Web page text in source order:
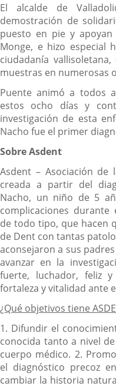
El alcalde de
demostración de
puesto en pie y
Monge, e hizo especial
ciudadanía
muestras en numerosas
Puente animó a todos
estos ocho días y
investigación de esta
Nacho fue el primer
Sobre Asdent
Asdent – Asociación
creada a partir del
Nacho, un niño de 5
complicaciones durante
de todo tipo, que hacen
de Dent con tantas
aconsejaron a sus
avanzar en la
fuerte, luchador, feliz
fortaleza y vitalidad ante
¿Qué objetivos tiene
1. Difundir el
conocida tanto a nivel
cuerpo médico. 2.
el diagnóstico precoz
cambiar la historia